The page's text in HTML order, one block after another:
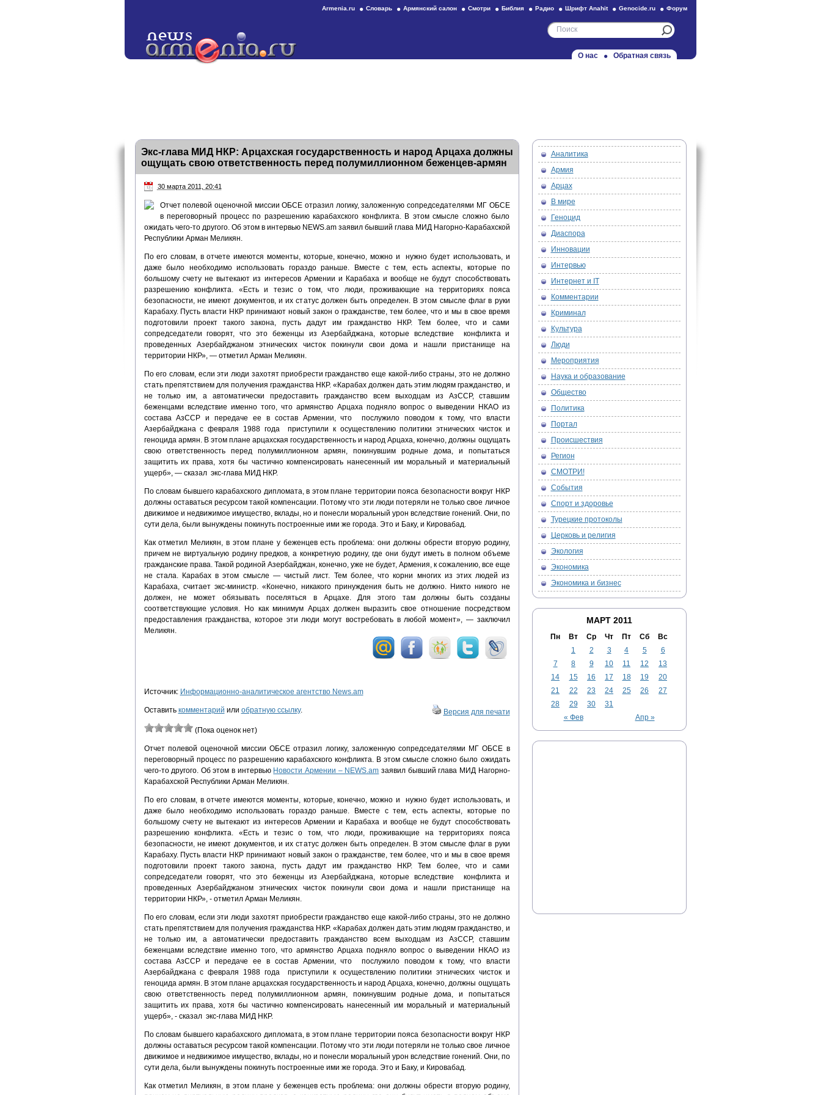
Armenia.ru Словарь Армянский салон Смотри Библия Радио Шрифт Anahit Genocide.ru Форум
О нас Обратная связь
Экс-глава МИД НКР: Арцахская государственность и народ Арцаха должны
ощущать свою ответственность перед полумиллионном беженцев-армян
30 марта 2011, 20:41
Отчет полевой оценочной миссии ОБСЕ отразил логику, заложенную сопредседателями МГ ОБСЕ
в переговорный процесс по разрешению карабахского конфликта. В этом смысле сложно было
ожидать чего-то другого. Об этом в интервью NEWS.am заявил бывший глава МИД Нагорно-Карабахской
Республики Арман Меликян.
По его словам, в отчете имеются моменты, которые, конечно, можно и нужно будет использовать, и
даже было необходимо использовать гораздо раньше. Вместе с тем, есть аспекты, которые по
большому счету не вытекают из интересов Армении и Карабаха и вообще не будут способствовать
разрешению конфликта. «Есть и тезис о том, что люди, проживающие на территориях пояса
безопасности, не имеют документов, и их статус должен быть определен. В этом смысле флаг в руки
Карабаху. Пусть власти НКР принимают новый закон о гражданстве, тем более, что и мы в свое время
подготовили проект такого закона, пусть дадут им гражданство НКР. Тем более, что и сами
сопредседатели говорят, что это беженцы из Азербайджана, которые вследствие конфликта и
проведенных Азербайджаном этнических чисток покинули свои дома и нашли пристанище на
территории НКР», — отметил Арман Меликян.
По его словам, если эти люди захотят приобрести гражданство еще какой-либо страны, это не должно
стать препятствием для получения гражданства НКР. «Карабах должен дать этим людям гражданство, и
не только им, а автоматически предоставить гражданство всем выходцам из АзССР, ставшим
беженцами вследствие именно того, что армянство Арцаха подняло вопрос о выведении НКАО из
состава АзССР и передаче ее в состав Армении, что послужило поводом к тому, что власти
Азербайджана с февраля 1988 года приступили к осуществлению политики этнических чисток и
геноцида армян. В этом плане арцахская государственность и народ Арцаха, конечно, должны ощущать
свою ответственность перед полумиллионном армян, покинувшим родные дома, и попытаться
защитить их права, хотя бы частично компенсировать нанесенный им моральный и материальный
ущерб», — сказал экс-глава МИД НКР.
По словам бывшего карабахского дипломата, в этом плане территории пояса безопасности вокруг НКР
должны оставаться ресурсом такой компенсации. Потому что эти люди потеряли не только свое личное
движимое и недвижимое имущество, вклады, но и понесли моральный урон вследствие гонений. Они, по
сути дела, были вынуждены покинуть построенные ими же города. Это и Баку, и Кировабад.
Как отметил Меликян, в этом плане у беженцев есть проблема: они должны обрести вторую родину,
причем не виртуальную родину предков, а конкретную родину, где они будут иметь в полном объеме
гражданские права. Такой родиной Азербайджан, конечно, уже не будет, Армения, к сожалению, все еще
не стала. Карабах в этом смысле — чистый лист. Тем более, что корни многих из этих людей из
Карабаха, считает экс-министр. «Конечно, никакого принуждения быть не должно. Никто никого не
должен, не может обязывать поселяться в Арцахе. Для этого там должны быть созданы
соответствующие условия. Но как минимум Арцах должен выразить свое отношение посредством
предоставления гражданства, которое эти люди могут востребовать в любой момент», — заключил
Меликян.
Источник: Информационно-аналитическое агентство News.am
Оставить комментарий или обратную ссылку. Версия для печати
(Пока оценок нет)
Отчет полевой оценочной миссии ОБСЕ отразил логику, заложенную сопредседателями МГ ОБСЕ в
переговорный процесс по разрешению карабахского конфликта. В этом смысле сложно было ожидать
чего-то другого. Об этом в интервью Новости Армении – NEWS.am заявил бывший глава МИД Нагорно-
Карабахской Республики Арман Меликян.
По его словам, в отчете имеются моменты, которые, конечно, можно и нужно будет использовать, и
даже было необходимо использовать гораздо раньше. Вместе с тем, есть аспекты, которые по
большому счету не вытекают из интересов Армении и Карабаха и вообще не будут способствовать
разрешению конфликта. «Есть и тезис о том, что люди, проживающие на территориях пояса
безопасности, не имеют документов, и их статус должен быть определен. В этом смысле флаг в руки
Карабаху. Пусть власти НКР принимают новый закон о гражданстве, тем более, что и мы в свое время
подготовили проект такого закона, пусть дадут им гражданство НКР. Тем более, что и сами
сопредседатели говорят, что это беженцы из Азербайджана, которые вследствие конфликта и
проведенных Азербайджаном этнических чисток покинули свои дома и нашли пристанище на
территории НКР», - отметил Арман Меликян.
По его словам, если эти люди захотят приобрести гражданство еще какой-либо страны, это не должно
стать препятствием для получения гражданства НКР. «Карабах должен дать этим людям гражданство, и
не только им, а автоматически предоставить гражданство всем выходцам из АзССР, ставшим
беженцами вследствие именно того, что армянство Арцаха подняло вопрос о выведении НКАО из
состава АзССР и передаче ее в состав Армении, что послужило поводом к тому, что власти
Азербайджана с февраля 1988 года приступили к осуществлению политики этнических чисток и
геноцида армян. В этом плане арцахская государственность и народ Арцаха, конечно, должны ощущать
свою ответственность перед полумиллионном армян, покинувшим родные дома, и попытаться
защитить их права, хотя бы частично компенсировать нанесенный им моральный и материальный
ущерб», - сказал экс-глава МИД НКР.
По словам бывшего карабахского дипломата, в этом плане территории пояса безопасности вокруг НКР
должны оставаться ресурсом такой компенсации. Потому что эти люди потеряли не только свое личное
движимое и недвижимое имущество, вклады, но и понесли моральный урон вследствие гонений. Они, по
сути дела, были вынуждены покинуть построенные ими же города. Это и Баку, и Кировабад.
Как отметил Меликян, в этом плане у беженцев есть проблема: они должны обрести вторую родину,
Аналитика
Армия
Арцах
В мире
Геноцид
Диаспора
Инновации
Интервью
Интернет и IT
Комментарии
Криминал
Культура
Люди
Мероприятия
Наука и образование
Общество
Политика
Портал
Происшествия
Регион
СМОТРИ!
События
Спорт и здоровье
Турецкие протоколы
Церковь и религия
Экология
Экономика
Экономика и бизнес
МАРТ 2011
Пн Вт Ср Чт Пт Сб Вс
« Фев Апр »
1 2 3 4 5
6
7
8 9 10 11 12
13
14
15 16 17 18 19
20
21
22 23 24 25 26
27
28
29 30 31